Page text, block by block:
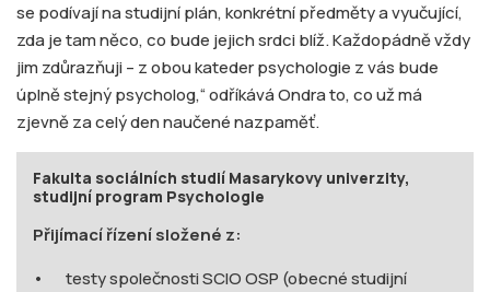
se podívají na studijní plán, konkrétní předměty a vyučující,
zda je tam něco, co bude jejich srdci blíž. Každopádně vždy
jim zdůrazňuji – z obou kateder psychologie z vás bude
úplně stejný psycholog,“ odříkává Ondra to, co už má
zjevně za celý den naučené nazpaměť.
Fakulta sociálních studií Masarykovy univerzity,
studijní program Psychologie
Přijímací řízení složené z:
testy společnosti SCIO OSP (obecné studijní